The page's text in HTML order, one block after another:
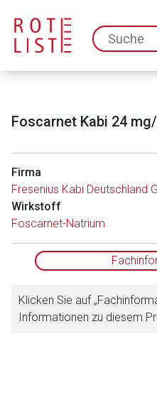
Foscarnet Kabi 24
Firma
Fresenius Kabi Deutschland
Wirkstoff
Foscarnet-Natrium
Klicken Sie auf
Informationen zu diesem
Aufruf einer externen
Der von Ihnen aufgerufene
Seite. Für die Inhalte der
Datenschutzbestimmungen.